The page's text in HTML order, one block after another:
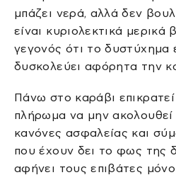
μπάζει νερά, αλλά δεν
είναι κυριολεκτικά μερικά
γεγονός ότι το δυστύχημα
δυσκολεύει αφόρητα την
Πάνω στο καράβι
πλήρωμα να μην
κανόνες ασφαλείας και
που έχουν δει το φως της
αφήνει τους επιβάτες